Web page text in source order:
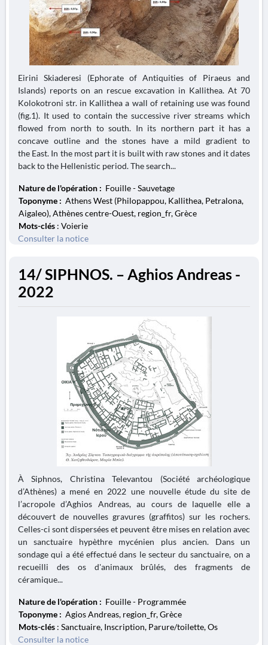
Eirini Skiaderesi (Ephorate of Antiquities of Piraeus and
Islands) reports on an rescue excavation in Kallithea. At 70
Kolokotroni str. in Kallithea a wall of retaining use was found
(fig.1). It used to contain the successive river streams which
flowed from north to south. In its northern part it has a
concave outline and the stones have a mild gradient to
the East. In the most part it is built with raw stones and it dates
back to the Hellenistic period. The search...
Nature de l'opération : Fouille - Sauvetage
Toponyme : Athens West (Philopappou, Kallithea, Petralona,
Aigaleo), Athènes centre-Ouest, region_fr, Grèce
Mots-clés : Voierie
Consulter la notice
14/ SIPHNOS. – Aghios Andreas -
2022
À Siphnos, Christina Televantou (Société archéologique
d’Athènes) a mené en 2022 une nouvelle étude du site de
l’acropole d’Aghios Andreas, au cours de laquelle elle a
découvert de nouvelles gravures (graffitos) sur les rochers.
Celles-ci sont dispersées et peuvent être mises en relation avec
un sanctuaire hypèthre mycénien plus ancien. Dans un
sondage qui a été effectué dans le secteur du sanctuaire, on a
recueilli des os d'animaux brûlés, des fragments de
céramique...
Nature de l'opération : Fouille - Programmée
Toponyme : Agios Andreas, region_fr, Grèce
Mots-clés : Sanctuaire, Inscription, Parure/toilette, Os
Consulter la notice